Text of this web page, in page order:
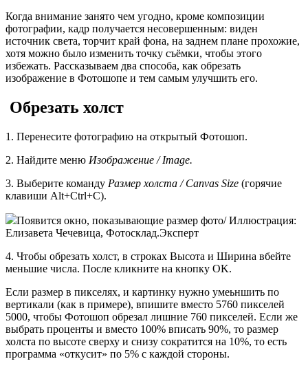
Когда внимание занято чем угодно, кроме композиции
фотографии, кадр получается несовершенным: виден
источник света, торчит край фона, на заднем плане прохожие,
хотя можно было изменить точку съёмки, чтобы этого
избежать. Рассказываем два способа, как обрезать
изображение в Фотошопе и тем самым улучшить его.
Обрезать холст
1. Перенесите фотографию на открытый Фотошоп.
2. Найдите меню Изображение / Image.
3. Выберите команду Размер холста / Canvas Size (горячие
клавиши Alt+Ctrl+C).
Появится окно, показывающие размер фото/ Иллюстрация:
Елизавета Чечевица, Фотосклад.Эксперт
4. Чтобы обрезать холст, в строках Высота и Ширина вбейте
меньшие числа. После кликните на кнопку OK.
Если размер в пикселях, и картинку нужно умеьншить по
вертикали (как в примере), впишите вместо 5760 пикселей
5000, чтобы Фотошоп обрезал лишние 760 пикселей. Если же
выбрать проценты и вместо 100% вписать 90%, то размер
холста по высоте сверху и снизу сократится на 10%, то есть
программа «откусит» по 5% с каждой стороны.